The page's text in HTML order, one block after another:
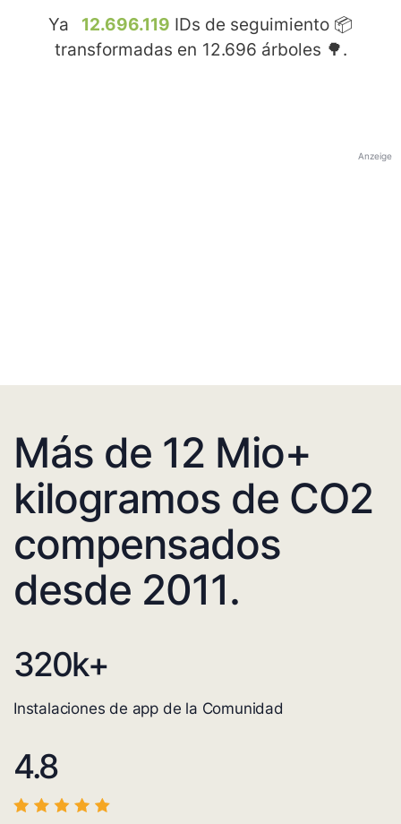
Ya 12.696.119 IDs de seguimiento 📦
transformadas en 12.696 árboles 🌳.
Anzeige
Más de 12 Mio+
kilogramos de CO2
compensados
desde 2011.
320k+
Instalaciones de app de la Comunidad
4.8